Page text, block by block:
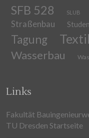
SFB 528 SLUB
Straßenbau
Tagung
Wasserbau
Links
Fakultät
TU Dresden Startseite